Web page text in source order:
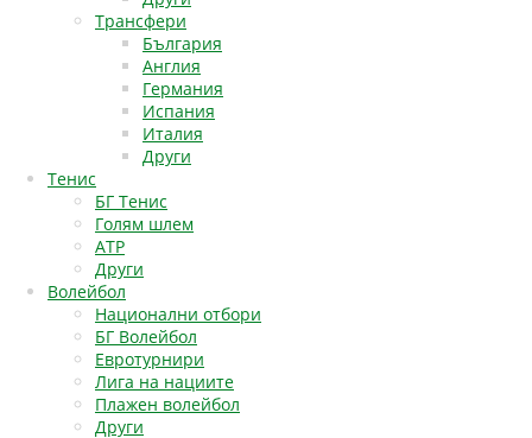
Трансфери
България
Англия
Германия
Испания
Италия
Други
Тенис
БГ Тенис
Голям шлем
АТР
Други
Волейбол
Национални отбори
БГ Волейбол
Евротурнири
Лига на нациите
Плажен волейбол
Други